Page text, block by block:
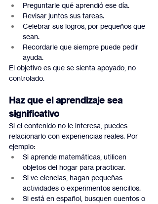
Preguntarle qué aprendió ese día.
Revisar juntos sus tareas.
Celebrar sus logros, por pequeños que
sean.
Recordarle que siempre puede pedir
ayuda.
El objetivo es que se sienta apoyado, no
controlado.
Haz que el aprendizaje sea
significativo
Si el contenido no le interesa, puedes
relacionarlo con experiencias reales. Por
ejemplo:
Si aprende matemáticas, utilicen
objetos del hogar para practicar.
Si ve ciencias, hagan pequeñas
actividades o experimentos sencillos.
Si está en español, busquen cuentos o